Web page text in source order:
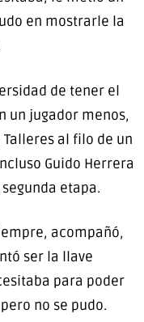
en mostrarle la
de tener el
un jugador menos,
al filo de un
Guido Herrera
etapa.
acompañó,
ser la llave
para poder
no se pudo.